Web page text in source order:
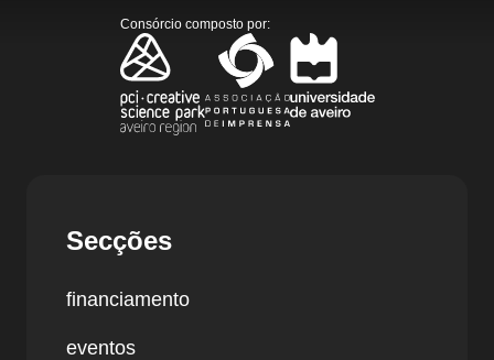
Consórcio composto por:
Secções
financiamento
eventos